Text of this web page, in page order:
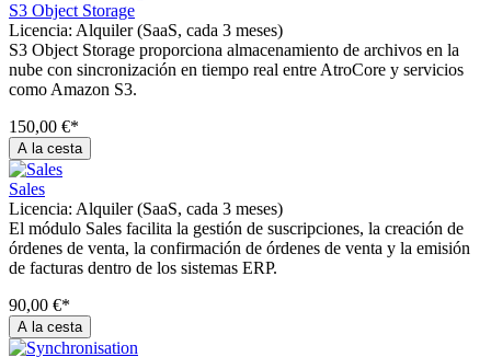
S3 Object Storage
Licencia: Alquiler (SaaS, cada 3 meses)
S3 Object Storage proporciona almacenamiento de archivos en la
nube con sincronización en tiempo real entre AtroCore y servicios
como Amazon S3.
150,00 €*
A la cesta
Sales
Licencia: Alquiler (SaaS, cada 3 meses)
El módulo Sales facilita la gestión de suscripciones, la creación de
órdenes de venta, la confirmación de órdenes de venta y la emisión
de facturas dentro de los sistemas ERP.
90,00 €*
A la cesta